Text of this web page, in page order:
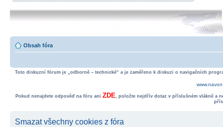
Obsah fóra
Toto diskuzní fórum je „odborně – technické“ a je zaměřeno k diskuzi o navigačních
Pokud nenajdete odpověď na fóru ani ZDE, položte nejdřív dotaz v příslušném vlákně a
Smazat všechny cookies z fóra